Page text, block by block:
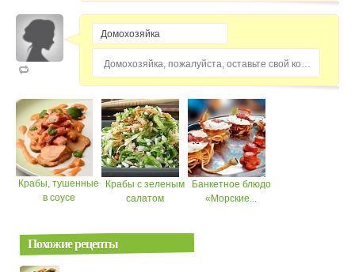
Домохозяйка, пожалуйста, оставьте свой комментарий...
Крабы, тушенные
в соусе
Крабы с зеленым
салатом
Банкетное блюдо
«Морские...
Похожие рецепты